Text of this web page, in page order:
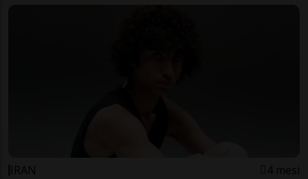
IRAN 4 mesi